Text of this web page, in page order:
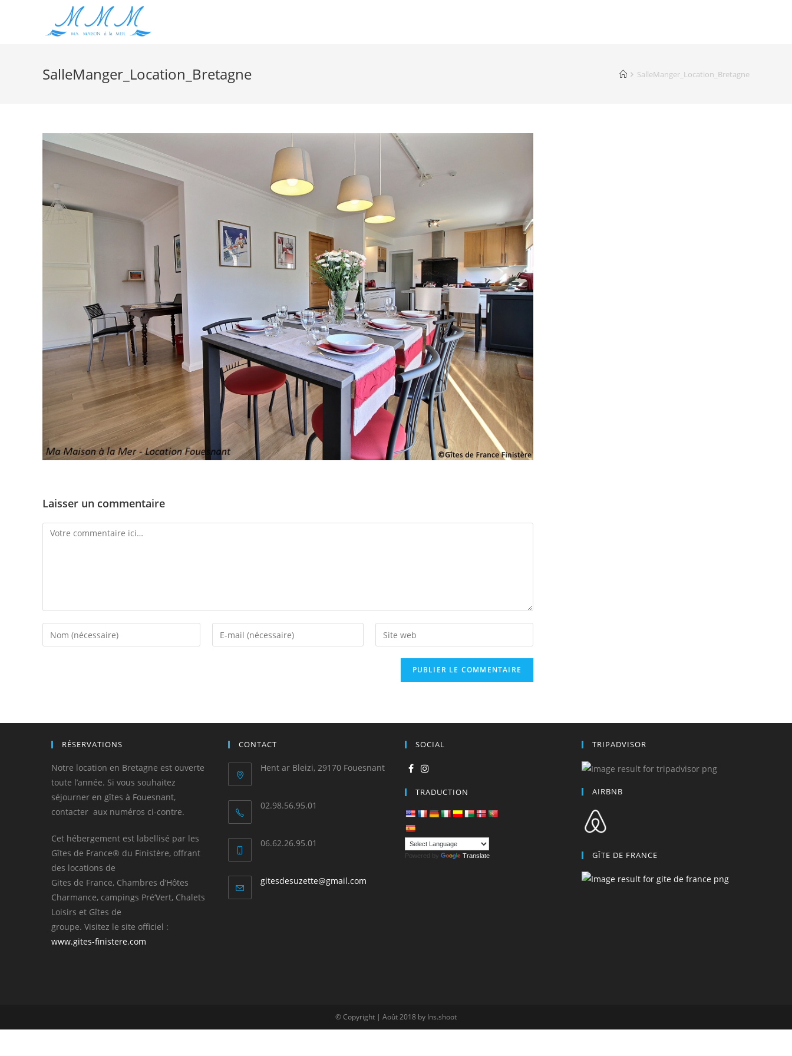
SalleManger_Location_Bretagne SalleManger_Location_Bretagne
Laisser un commentaire
RÉSERVATIONS
Notre location en Bretagne est ouverte
toute l’année. Si vous souhaitez
séjourner en gîtes à Fouesnant,
contacter aux numéros ci-contre.
Cet hébergement est labellisé par les
Gîtes de France® du Finistère, offrant
des locations de
Gites de France, Chambres d’Hôtes
Charmance, campings Pré’Vert, Chalets
Loisirs et Gîtes de
groupe. Visitez le site officiel :
www.gites-finistere.com
CONTACT
Hent ar Bleizi, 29170 Fouesnant
02.98.56.95.01
06.62.26.95.01
gitesdesuzette@gmail.com
SOCIAL
TRADUCTION
Powered by Translate
TRIPADVISOR
AIRBNB
GÎTE DE FRANCE
© Copyright | Août 2018 by Ins.shoot